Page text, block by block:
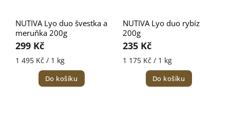
NUTIVA Lyo duo švestka a
meruňka 200g
299 Kč
1 495 Kč / 1 kg
Do košíku
NUTIVA Lyo duo rybíz
200g
235 Kč
1 175 Kč / 1 kg
Do košíku